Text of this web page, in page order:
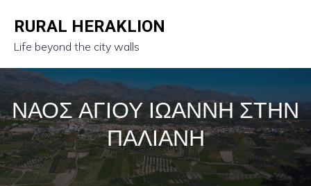
RURAL HERAKLION
Life beyond the city walls
ΝΑΟΣ ΑΓΙΟΥ ΙΩΑΝΝΗ ΣΤΗΝ
ΠΑΛΙΑΝΗ